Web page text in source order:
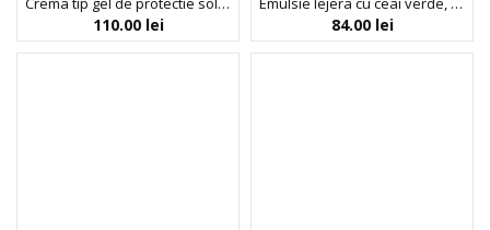
110.00 lei 84.00 lei